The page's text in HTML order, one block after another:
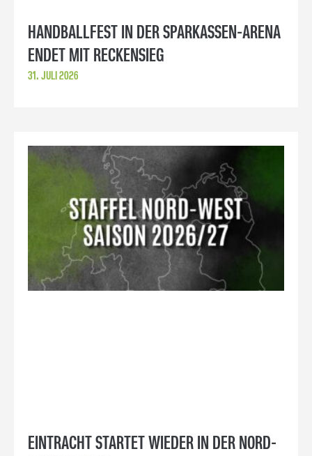
HANDBALLFEST IN DER SPARKASSEN-ARENA
ENDET MIT RECKENSIEG
31. JULI 2026
EINTRACHT STARTET WIEDER IN DER NORD-